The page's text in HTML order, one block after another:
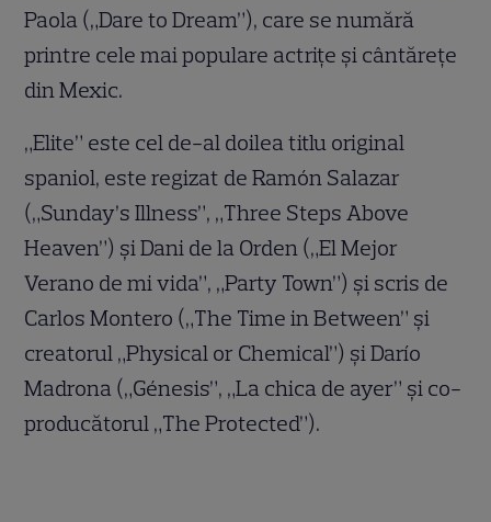
Paola („Dare to Dream”), care se numără
printre cele mai populare actrițe și cântărețe
din Mexic.
„Elite” este cel de-al doilea titlu original
spaniol, este regizat de Ramón Salazar
(„Sunday’s Illness”, „Three Steps Above
Heaven”) și Dani de la Orden („El Mejor
Verano de mi vida”, „Party Town”) și scris de
Carlos Montero („The Time in Between” și
creatorul „Physical or Chemical”) și Darío
Madrona („Génesis”, „La chica de ayer” și co-
producătorul „The Protected”).